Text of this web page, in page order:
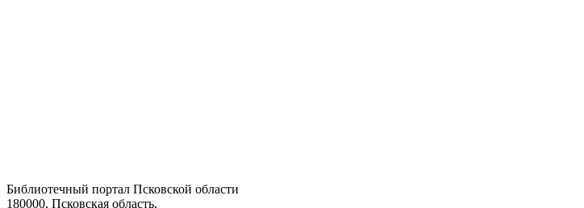
Библиотечный портал Псковской области
180000, Псковская область,